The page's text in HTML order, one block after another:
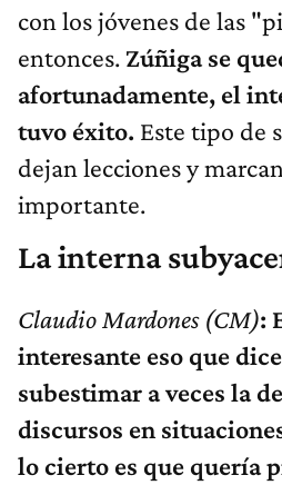
con los jóvenes de las
entonces. Zúñiga se
afortunadamente, el
tuvo éxito. Este tipo de
dejan lecciones y
importante.
La interna
Claudio Mardones (CM):
interesante eso que
subestimar a veces la
discursos en
lo cierto es que quería